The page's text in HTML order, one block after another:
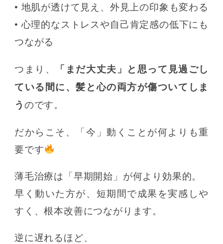
• 地肌が透けて見え、外見上の印象も変わる
• 心理的なストレスや自己肯定感の低下にも
つながる
つまり、
「まだ大丈夫」と思って見過ごし
ている間に、髪と心の両方が傷ついてしま
うのです。
だからこそ、「今」動くことが何よりも重
要です
薄毛治療は「早期開始」が何より効果的。
早く動いた方が、短期間で成果を実感しや
すく、根本改善につながります。
逆に遅れるほど、